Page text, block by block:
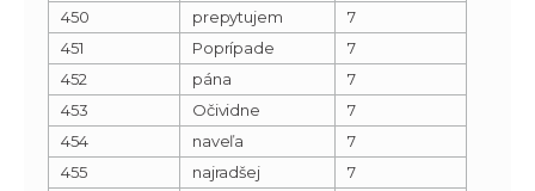
450
prepytujem
7
451
Poprípade
7
452
pána
7
453
Očividne
7
454
naveľa
7
455
najradšej
7